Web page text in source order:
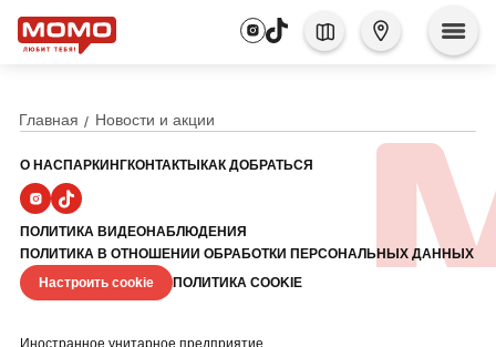
Главная Новости и акции
О НАСПАРКИНГКОНТАКТЫ КАК ДОБРАТЬСЯ
ПОЛИТИКА ВИДЕОНАБЛЮДЕНИЯ
ПОЛИТИКА В ОТНОШЕНИИ ОБРАБОТКИ ПЕРСОНАЛЬНЫХ ДАННЫХ
Настроить cookie
ПОЛИТИКА COOKIE
Иностранное унитарное предприятие